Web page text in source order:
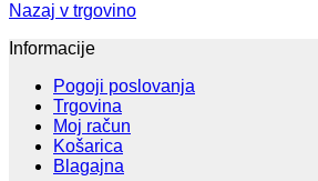
Nazaj v trgovino
Informacije
Pogoji poslovanja
Trgovina
Moj račun
Košarica
Blagajna